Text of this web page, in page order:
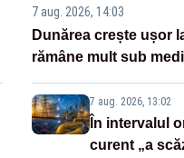
7 aug. 2026, 14:03
Dunărea crește ușor
rămâne mult sub
7 aug. 2026, 13:02
În intervalul
curent „a